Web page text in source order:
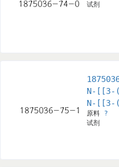
试剂
N-[[3-
N-[[3-(
原料 ?
试剂